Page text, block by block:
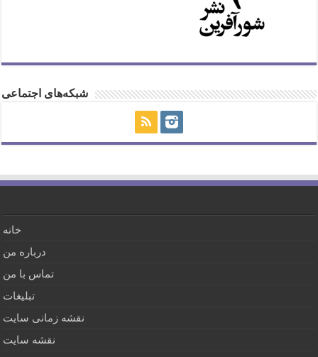
شبکه‌های اجتماعی
خانه
درباره من
تماس با من
تبلیغات
نقشه زمانی سایت
نقشه سایت